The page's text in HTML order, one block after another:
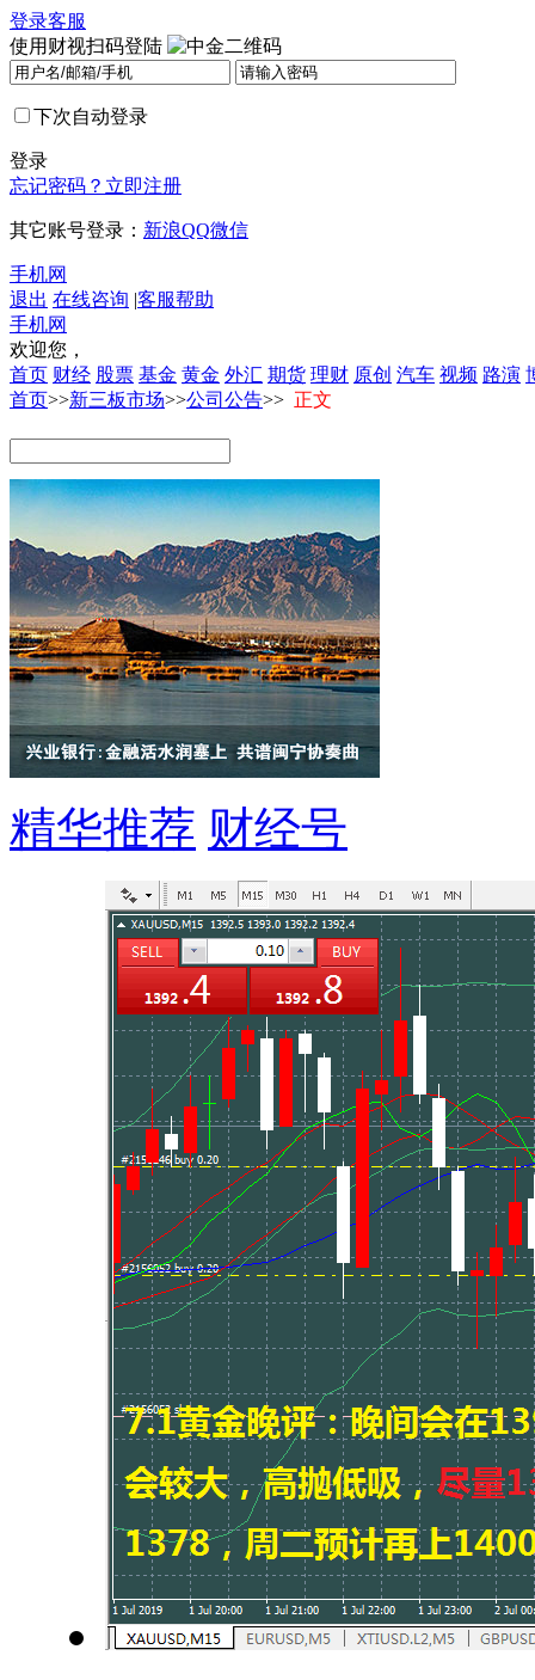
登录客服
使用财视扫码登陆
下次自动登录
登录
忘记密码？ 立即注册
其它账号登录： 新浪QQ微信
手机网
退出 在线咨询 |客服帮助
手机网
欢迎您，
首页 财经 股票 基金 黄金 外汇 期货 理财 原创 汽车 视频 路演
首页>>新三板市场>>公司公告>> 正文
精华推荐 财经号